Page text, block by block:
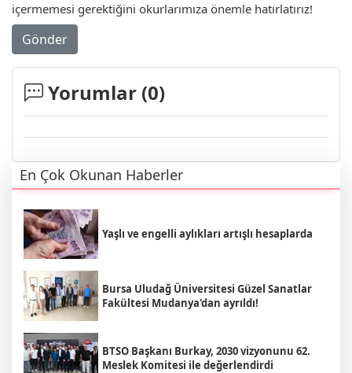
içermemesi gerektiğini okurlarımıza önemle hatırlatırız!
Gönder
Yorumlar (0)
En Çok Okunan Haberler
Yaşlı ve engelli aylıkları artışlı hesaplarda
Bursa Uludağ Üniversitesi Güzel Sanatlar
Fakültesi Mudanya'dan ayrıldı!
BTSO Başkanı Burkay, 2030 vizyonunu 62.
Meslek Komitesi ile değerlendirdi